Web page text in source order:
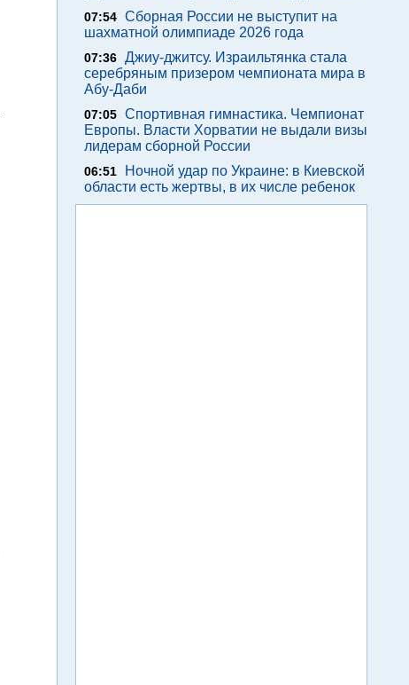
07:54 Сборная России не выступит на
шахматной олимпиаде 2026 года
07:36 Джиу-джитсу. Израильтянка стала
серебряным призером чемпионата мира в
Абу-Даби
07:05 Спортивная гимнастика. Чемпионат
Европы. Власти Хорватии не выдали визы
лидерам сборной России
06:51
Ночной удар по Украине: в Киевской
области есть жертвы, в их числе ребенок